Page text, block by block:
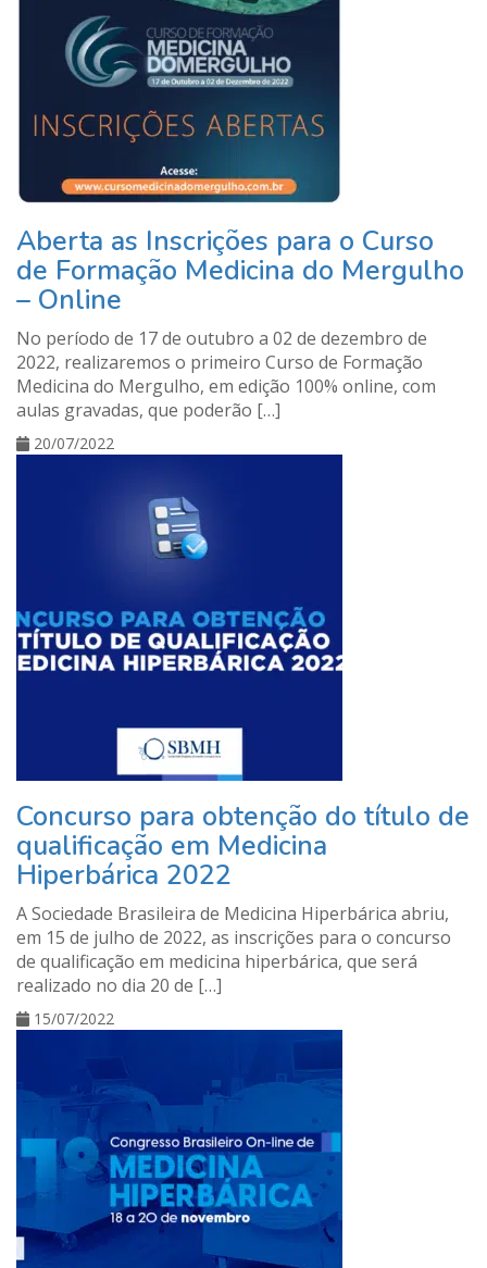
Aberta as Inscrições para o Curso
de Formação Medicina do Mergulho
– Online
No período de 17 de outubro a 02 de dezembro de
2022, realizaremos o primeiro Curso de Formação
Medicina do Mergulho, em edição 100% online, com
aulas gravadas, que poderão […]
20/07/2022
Concurso para obtenção do título de
qualificação em Medicina
Hiperbárica 2022
A Sociedade Brasileira de Medicina Hiperbárica abriu,
em 15 de julho de 2022, as inscrições para o concurso
de qualificação em medicina hiperbárica, que será
realizado no dia 20 de […]
15/07/2022